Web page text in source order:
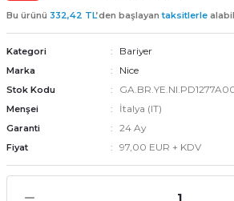
(UPS)
Bu ürünü 332,42 TL’den başlayantaksitlerle
Kategori Bariyer
Marka Nice
Stok Kodu
Menşei İtalya (IT)
Garanti 24 Ay
Fiyat 97,00 EUR + KDV